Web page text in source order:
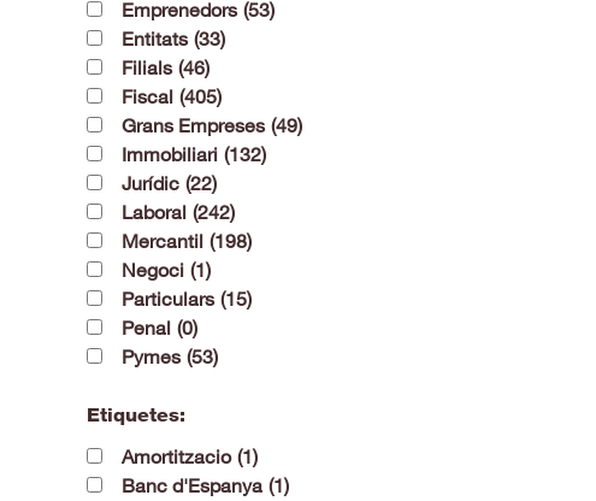
Emprenedors (53)
Entitats (33)
Filials (46)
Fiscal (405)
Grans Empreses (49)
Immobiliari (132)
Jurídic (22)
Laboral (242)
Mercantil (198)
Negoci (1)
Particulars (15)
Penal (0)
Pymes (53)
Etiquetes:
Amortitzacio (1)
Banc d'Espanya (1)